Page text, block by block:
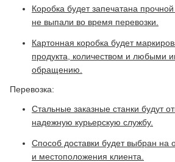
Коробка будет запечатана
не выпали во время перевозки.
Картонная коробка будет
продукта, количеством и любыми
обращению.
Перевозка:
Стальные заказные станки будут
надежную курьерскую службу.
Способ доставки будет выбран на
и местоположения клиента.